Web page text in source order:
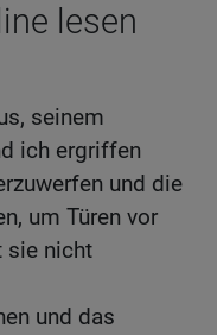
lesen
seinem
ich ergriffen
und die
um Türen vor
sie nicht
und das